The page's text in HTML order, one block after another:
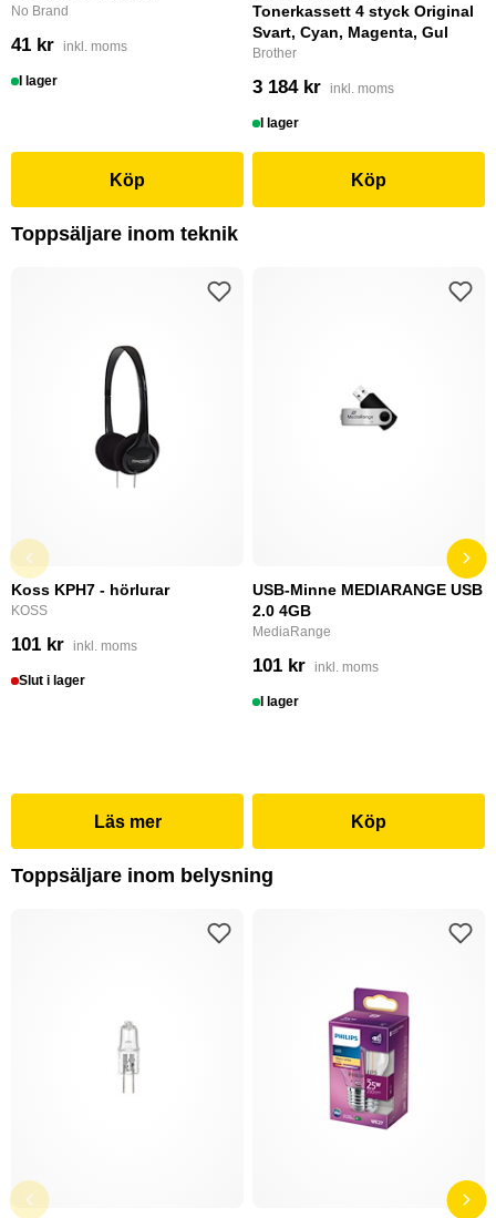
No Brand
41 kr inkl. moms
I lager
Köp
Tonerkassett 4 styck Original
Svart, Cyan, Magenta, Gul
Brother
3 184 kr inkl. moms
I lager
Köp
Toppsäljare inom teknik
Koss KPH7 - hörlurar
KOSS
101 kr inkl. moms
Slut i lager
Läs mer
USB-Minne MEDIARANGE USB
2.0 4GB
MediaRange
101 kr inkl. moms
I lager
Köp
Toppsäljare inom belysning